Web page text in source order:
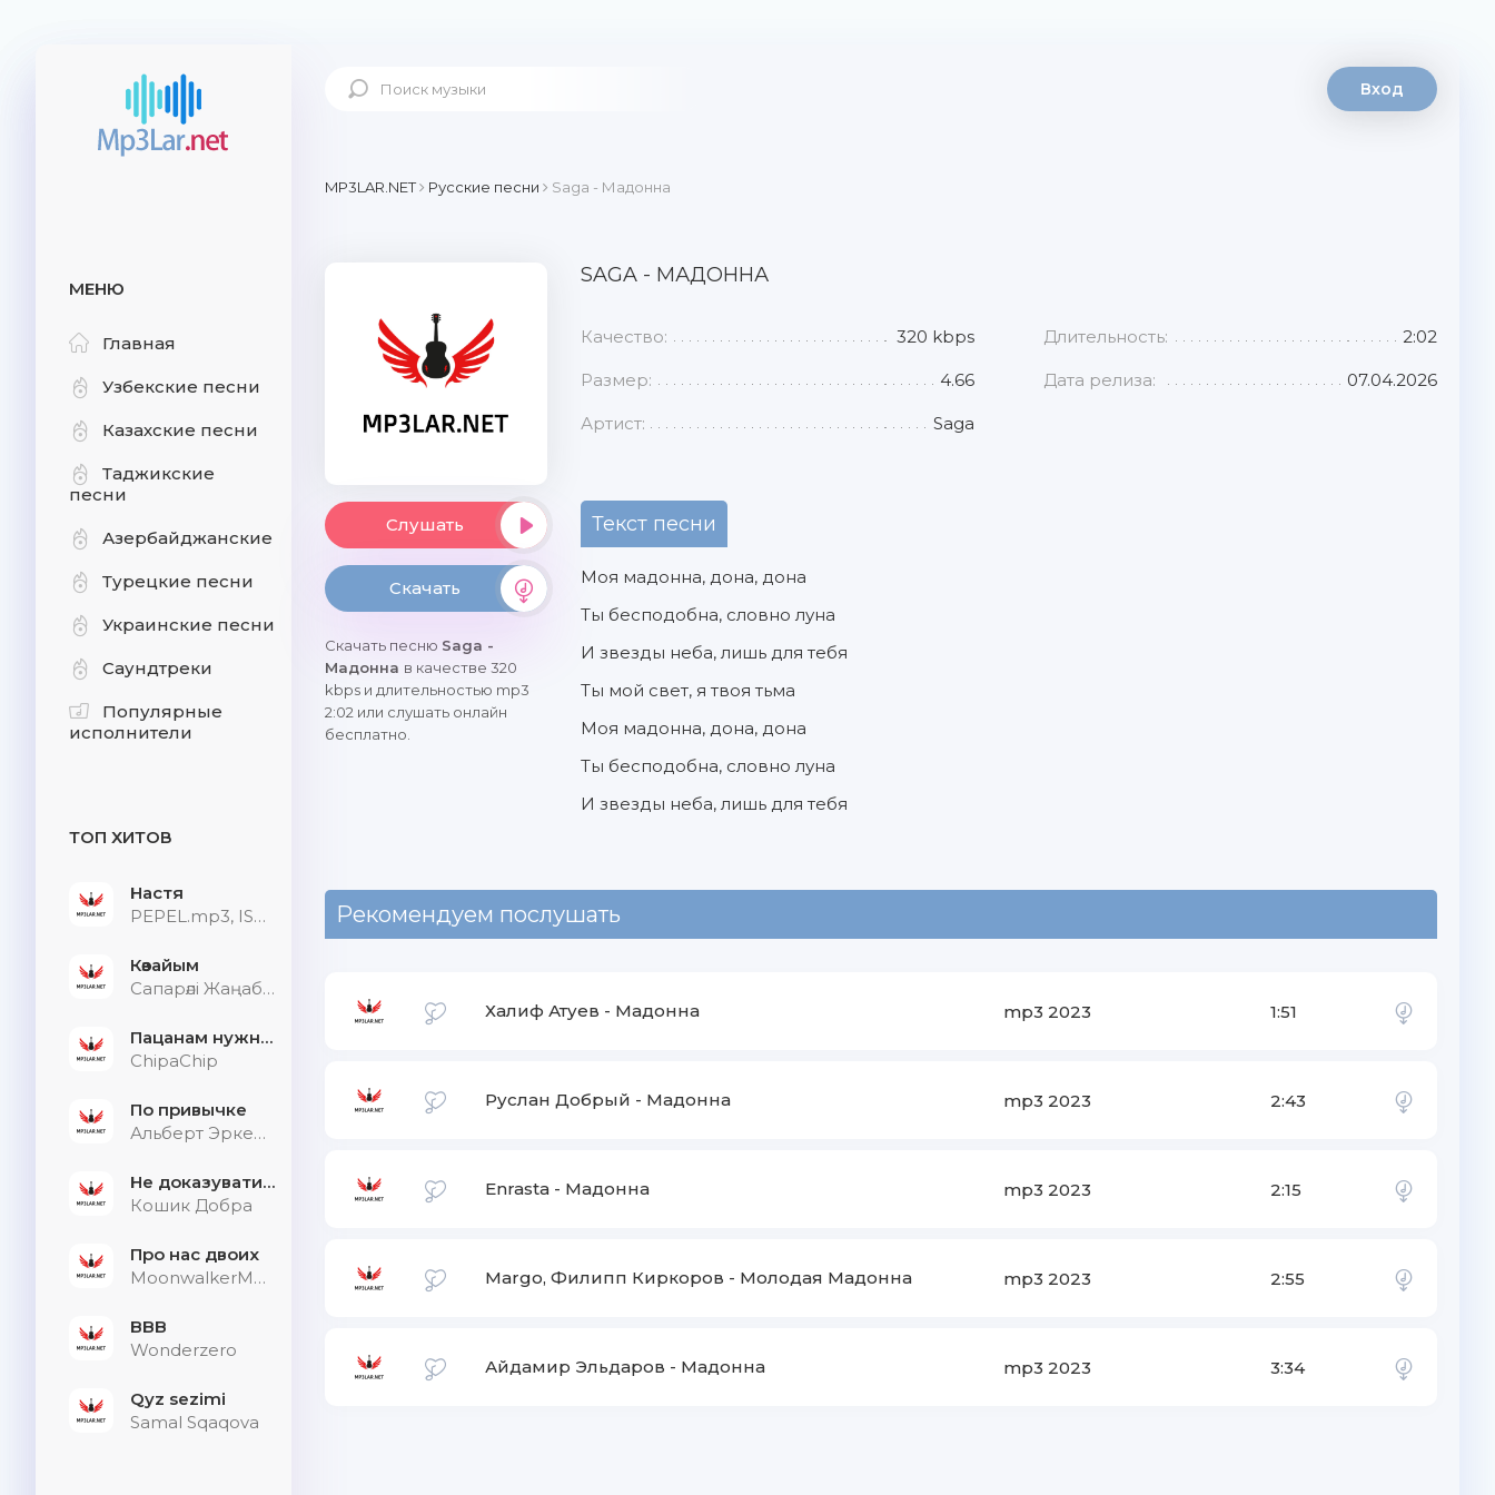
МЕНЮ
Главная
Узбекские песни
Казахские песни
Таджикские
песни
Азербайджанские
Турецкие песни
Украинские песни
Саундтреки
Популярные
исполнители
ТОП ХИТОВ
Настя
PEPEL.mp3, ISVNBITOV, Alfredovich
Көзайым
Сапарәлі Жаңабек
Пацанам нужна дыхалка
ChipaChip
По привычке
Альберт Эркенов
Не доказувати тим, хто не слухає
Кошик Добра
Про нас двоих
MoonwalkerMusic
BBB
Wonderzero
Qyz sezimi
Samal Sqaqova
Вход
MP3LAR.NET Русские песни Saga - Мадонна
Слушать
Скачать
Скачать песню Saga -
Мадонна в качестве 320
kbps и длительностью mp3
2:02 или слушать онлайн
бесплатно.
SAGA - МАДОННА
Качество: 320 kbps Длительность: 2:02
Размер: 4.66 Дата релиза: 07.04.2026
Артист: Saga
Текст песни
Моя мадонна, дона, дона
Ты бесподобна, словно луна
И звезды неба, лишь для тебя
Ты мой свет, я твоя тьма
Моя мадонна, дона, дона
Ты бесподобна, словно луна
И звезды неба, лишь для тебя
Рекомендуем послушать
Халиф Атуев - Мадонна mp3 2023 1:51
Руслан Добрый - Мадонна mp3 2023 2:43
Enrasta - Мадонна mp3 2023 2:15
Margo, Филипп Киркоров - Молодая Мадонна mp3 2023 2:55
Айдамир Эльдаров - Мадонна mp3 2023 3:34